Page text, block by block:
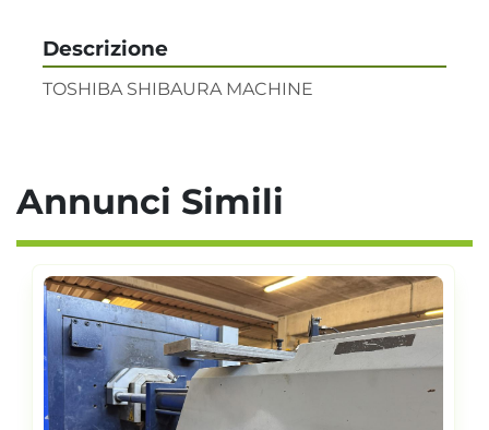
Descrizione
TOSHIBA SHIBAURA MACHINE
Annunci Simili